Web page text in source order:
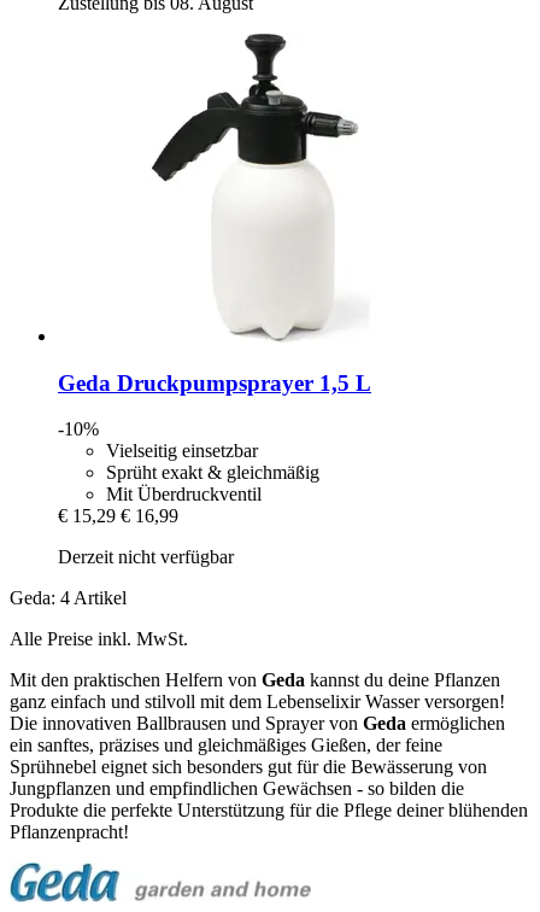
Geda Druckpumpsprayer 1,5 L
-10%
Vielseitig einsetzbar
Sprüht exakt & gleichmäßig
Mit Überdruckventil
€ 15,29 € 16,99
Derzeit nicht verfügbar
Geda: 4 Artikel
Alle Preise inkl. MwSt.
Mit den praktischen Helfern von Geda kannst du deine Pflanzen
ganz einfach und stilvoll mit dem Lebenselixir Wasser versorgen!
Die innovativen Ballbrausen und Sprayer von Geda ermöglichen
ein sanftes, präzises und gleichmäßiges Gießen, der feine
Sprühnebel eignet sich besonders gut für die Bewässerung von
Jungpflanzen und empfindlichen Gewächsen - so bilden die
Produkte die perfekte Unterstützung für die Pflege deiner blühenden
Pflanzenpracht!